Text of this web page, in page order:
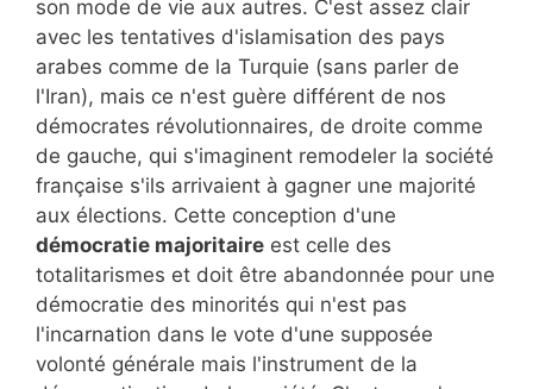
son mode de vie aux autres. C'est assez clair
avec les tentatives d'islamisation des pays
arabes comme de la Turquie (sans parler de
l'Iran), mais ce n'est guère différent de nos
démocrates révolutionnaires, de droite comme
de gauche, qui s'imaginent remodeler la société
française s'ils arrivaient à gagner une majorité
aux élections. Cette conception d'une
démocratie majoritaire est celle des
totalitarismes et doit être abandonnée pour une
démocratie des minorités qui n'est pas
l'incarnation dans le vote d'une supposée
volonté générale mais l'instrument de la